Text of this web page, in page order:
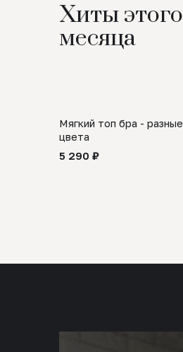
Хиты этого
месяца
Мягкий топ бра - разные
цвета
5 290 ₽